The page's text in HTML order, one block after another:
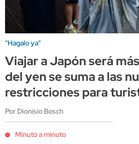
"Hagalo ya"
Viajar a Japón será
del yen se suma a las
restricciones para
Por Dionisio Bosch
Minuto a minuto